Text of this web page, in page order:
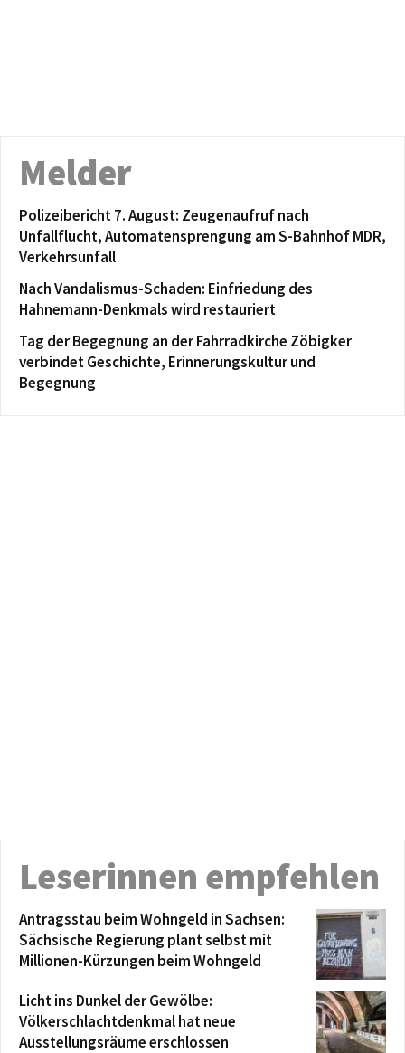
Melder
Polizeibericht 7. August: Zeugenaufruf nach
Unfallflucht, Automatensprengung am S-Bahnhof MDR,
Verkehrsunfall
Nach Vandalismus-Schaden: Einfriedung des
Hahnemann-Denkmals wird restauriert
Tag der Begegnung an der Fahrradkirche Zöbigker
verbindet Geschichte, Erinnerungskultur und
Begegnung
Leserinnen empfehlen
Antragsstau beim Wohngeld in Sachsen:
Sächsische Regierung plant selbst mit
Millionen-Kürzungen beim Wohngeld
Licht ins Dunkel der Gewölbe:
Völkerschlachtdenkmal hat neue
Ausstellungsräume erschlossen